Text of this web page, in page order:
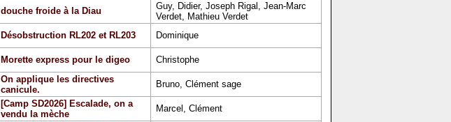
douche froide à la Diau
Guy, Didier, Joseph Rigal, Jean-Marc
Verdet, Mathieu Verdet
Désobstruction RL202 et RL203
Dominique
Morette express pour le digeo Christophe
On applique les directives
canicule.
Bruno, Clément sage
[Camp SD2026] Escalade, on a
vendu la mèche
Marcel, Clément